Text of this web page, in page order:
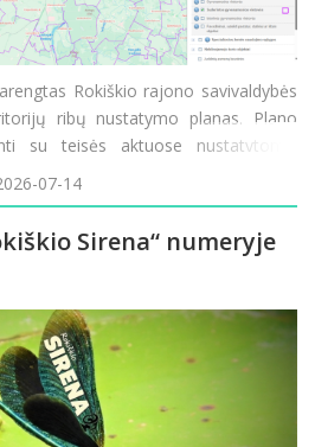
Rokiškio rajono savivaldybės
ribų nustatymo planas. Plano
su teisės aktuose nustatytomis
plano sprendiniais ir suderintomis
ribomis visuomenė g
07-14
Sirena“ numeryje